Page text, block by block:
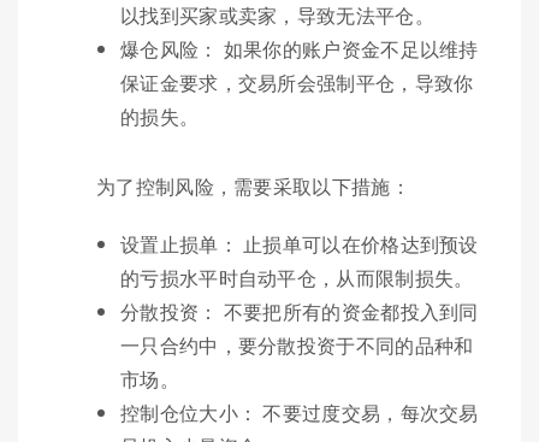
以找到买家或卖家，导致无法平仓。
爆仓风险： 如果你的账户资金不足以维持
保证金要求，交易所会强制平仓，导致你
的损失。
为了控制风险，需要采取以下措施：
设置止损单： 止损单可以在价格达到预设
的亏损水平时自动平仓，从而限制损失。
分散投资： 不要把所有的资金都投入到同
一只合约中，要分散投资于不同的品种和
市场。
控制仓位大小： 不要过度交易，每次交易